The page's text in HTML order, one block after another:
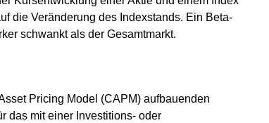
die Veränderung des Indexstands. Ein Beta-
schwankt als der Gesamtmarkt.
Pricing Model (CAPM) aufbauenden
das mit einer Investitions- oder